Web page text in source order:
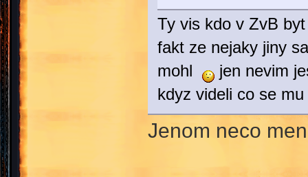
Ty vis kdo v ZvB
fakt ze nejaky jiny
mohl
jen nevim
kdyz videli co se
Jenom neco